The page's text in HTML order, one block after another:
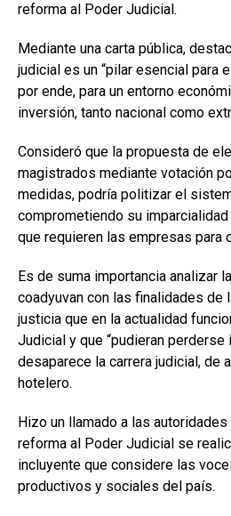
reforma al Poder Judicial.
Mediante una carta pública,
judicial es un “pilar esencial para
por ende, para un entorno
inversión, tanto nacional como
Consideró que la propuesta de
magistrados mediante votación
medidas, podría politizar el
comprometiendo su
que requieren las empresas para
Es de suma importancia analizar
coadyuvan con las finalidades de
justicia que en la actualidad
Judicial y que “pudieran
desaparece la carrera judicial, de
hotelero.
Hizo un llamado a las
reforma al Poder Judicial se
incluyente que considere las
productivos y sociales del país.